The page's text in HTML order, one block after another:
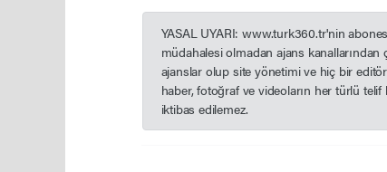
YASAL UYARI: www.turk360.tr'nin
müdahalesi olmadan ajans
ajanslar olup site yönetimi ve hiç bir
haber, fotoğraf ve videoların her türlü
iktibas edilemez.